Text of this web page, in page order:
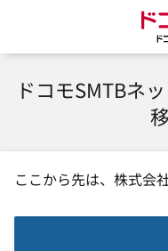
ドコモSMTBネ
ここから先は、 株式会